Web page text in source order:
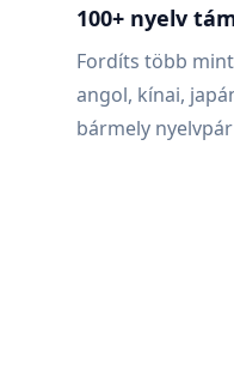
100+ nyelv
Fordíts több
angol, kínai,
bármely